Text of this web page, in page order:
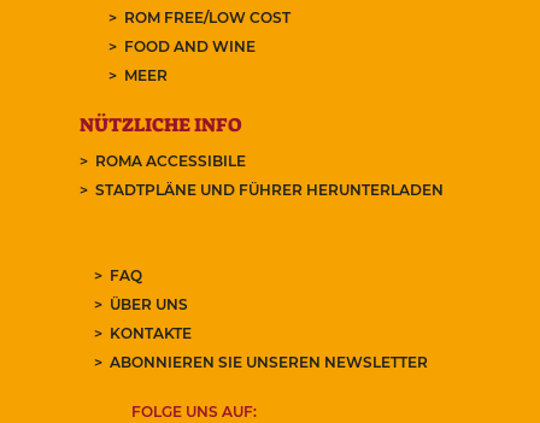
ROM FREE/LOW COST
FOOD AND WINE
MEER
NÜTZLICHE INFO
ROMA ACCESSIBILE
STADTPLÄNE UND FÜHRER HERUNTERLADEN
FAQ
ÜBER UNS
KONTAKTE
ABONNIEREN SIE UNSEREN NEWSLETTER
FOLGE UNS AUF: